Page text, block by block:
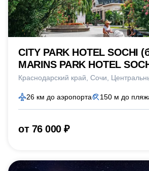
CITY PARK HOTEL SOCHI
MARINS PARK HOTEL
Краснодарский край Сочи
26 км до аэропорта 150 м до
от 76 000 ₽